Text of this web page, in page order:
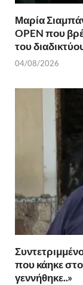
Μαρία
OPEN που
του
04/08/2026
που κάηκε
γεννήθηκε..»